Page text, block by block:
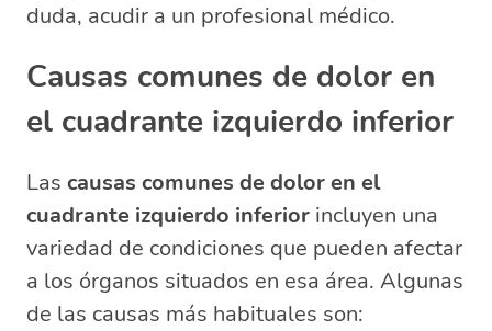
duda, acudir a un profesional médico.
Causas comunes de dolor en
el cuadrante izquierdo inferior
Las causas comunes de dolor en el
cuadrante izquierdo inferior incluyen una
variedad de condiciones que pueden afectar
a los órganos situados en esa área. Algunas
de las causas más habituales son: